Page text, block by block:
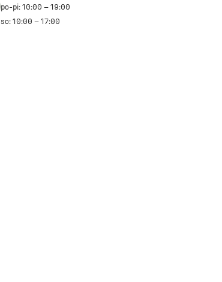
po-pi: 10:00 – 19:00
so: 10:00 – 17:00